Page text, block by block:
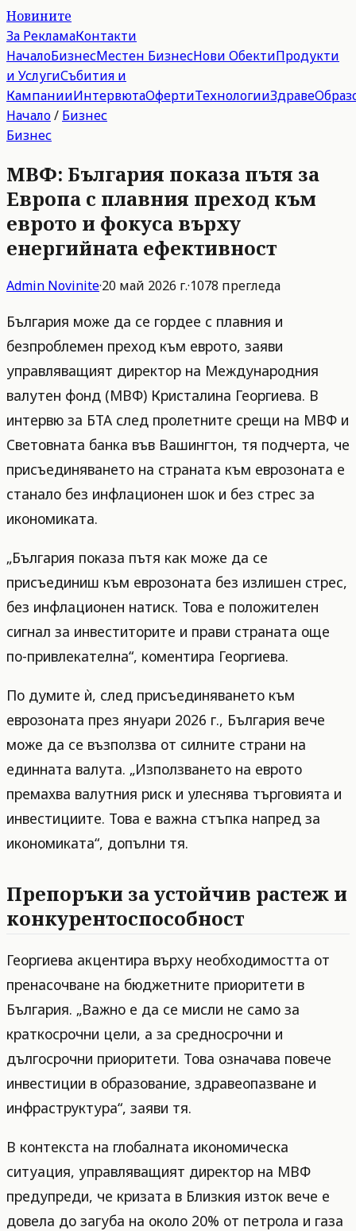
Новините
За РекламаКонтакти
НачалоБизнесМестен БизнесНови ОбектиПродукти
и УслугиСъбития и
КампанииИнтервютаОфертиТехнологииЗдраве
Начало/ Бизнес
Бизнес
МВФ: България показа пътя за
Европа с плавния преход към
еврото и фокуса върху
енергийната ефективност
Admin Novinite·20 май 2026 г.·1078 прегледа
България може да се гордее с плавния и
безпроблемен преход към еврото, заяви
управляващият директор на Международния
валутен фонд (МВФ) Кристалина Георгиева. В
интервю за БТА след пролетните срещи на МВФ и
Световната банка във Вашингтон, тя подчерта, че
присъединяването на страната към еврозоната е
станало без инфлационен шок и без стрес за
икономиката.
„България показа пътя как може да се
присъединиш към еврозоната без излишен стрес,
без инфлационен натиск. Това е положителен
сигнал за инвеститорите и прави страната още
по-привлекателна“, коментира Георгиева.
По думите ѝ, след присъединяването към
еврозоната през януари 2026 г., България вече
може да се възползва от силните страни на
единната валута. „Използването на еврото
премахва валутния риск и улеснява търговията и
инвестициите. Това е важна стъпка напред за
икономиката“, допълни тя.
Препоръки за устойчив растеж и
конкурентоспособност
Георгиева акцентира върху необходимостта от
пренасочване на бюджетните приоритети в
България. „Важно е да се мисли не само за
краткосрочни цели, а за средносрочни и
дългосрочни приоритети. Това означава повече
инвестиции в образование, здравеопазване и
инфраструктура“, заяви тя.
В контекста на глобалната икономическа
ситуация, управляващият директор на МВФ
предупреди, че кризата в Близкия изток вече е
довела до загуба на около 20% от петрола и газа